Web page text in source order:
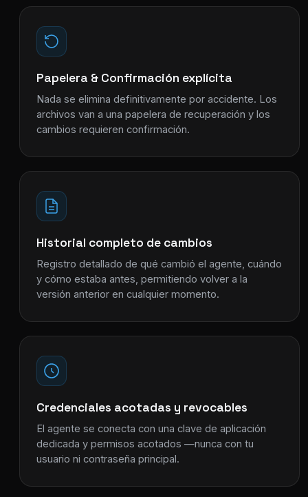
Papelera & Confirmación explícita
Nada se elimina definitivamente por accidente. Los
archivos van a una papelera de recuperación y los
cambios requieren confirmación.
Historial completo de cambios
Registro detallado de qué cambió el agente, cuándo
y cómo estaba antes, permitiendo volver a la
versión anterior en cualquier momento.
Credenciales acotadas y revocables
El agente se conecta con una clave de aplicación
dedicada y permisos acotados —nunca con tu
usuario ni contraseña principal.